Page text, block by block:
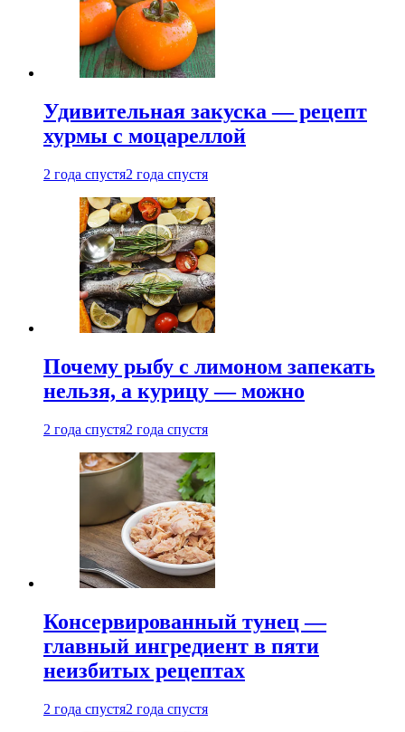
Удивительная закуска — рецепт
хурмы с моцареллой
2 года спустя2 года спустя
Почему рыбу с лимоном запекать
нельзя, а курицу — можно
2 года спустя2 года спустя
Консервированный тунец —
главный ингредиент в пяти
неизбитых рецептах
2 года спустя2 года спустя